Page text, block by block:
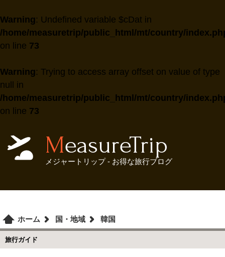
Warning: Undefined variable $cDat in
/home/measuretrip/public_html/mt/country/
on line 73
Warning: Trying to access array offset on value of type
null in
/home/measuretrip/public_html/mt/country/
on line 73
MeasureTrip
メジャートリップ - お得な旅行ブログ
ホーム 国・地域 韓国
旅行ガイド